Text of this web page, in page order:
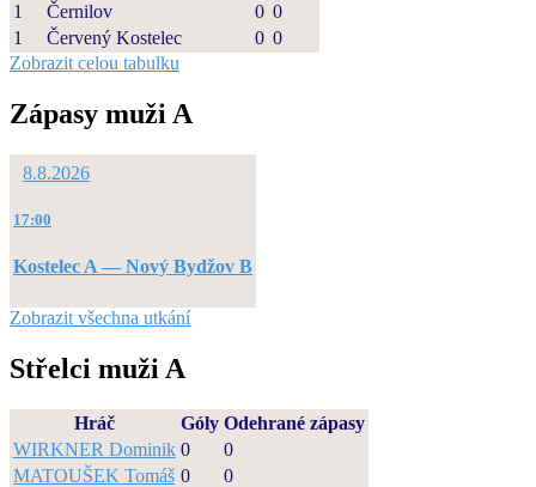
1 Černilov 0 0
1
Červený Kostelec 0 0
Zobrazit celou tabulku
Zápasy muži A
8.8.2026
17:00
Kostelec A — Nový Bydžov B
Zobrazit všechna utkání
Střelci muži A
Hráč Góly Odehrané zápasy
WIRKNER Dominik 0
0
MATOUŠEK Tomáš 0
0